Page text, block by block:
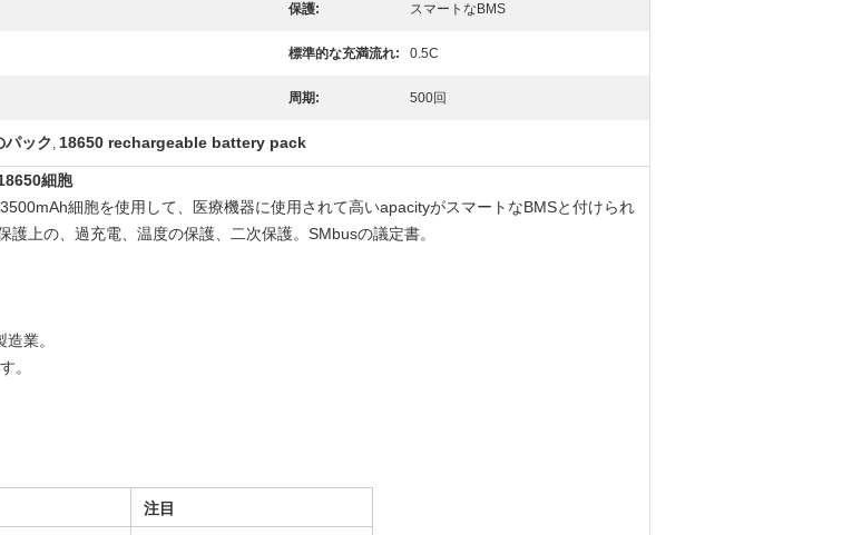
保護: スマートなBMS
標準的な充満流れ: 0.5C
周期: 500回
ック , 18650 rechargeable battery pack
細胞
細胞を使用して、医療機器に使用されて高いapacityがスマートなBMSと付けられ
上の、過充電、温度の保護、二次保護。SMbusの議定書。
業。
。
注目